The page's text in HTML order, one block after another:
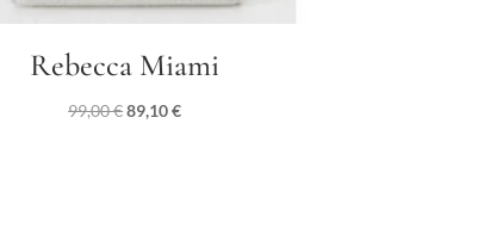
Rebecca Miami
99,00€Il
89,10€Il